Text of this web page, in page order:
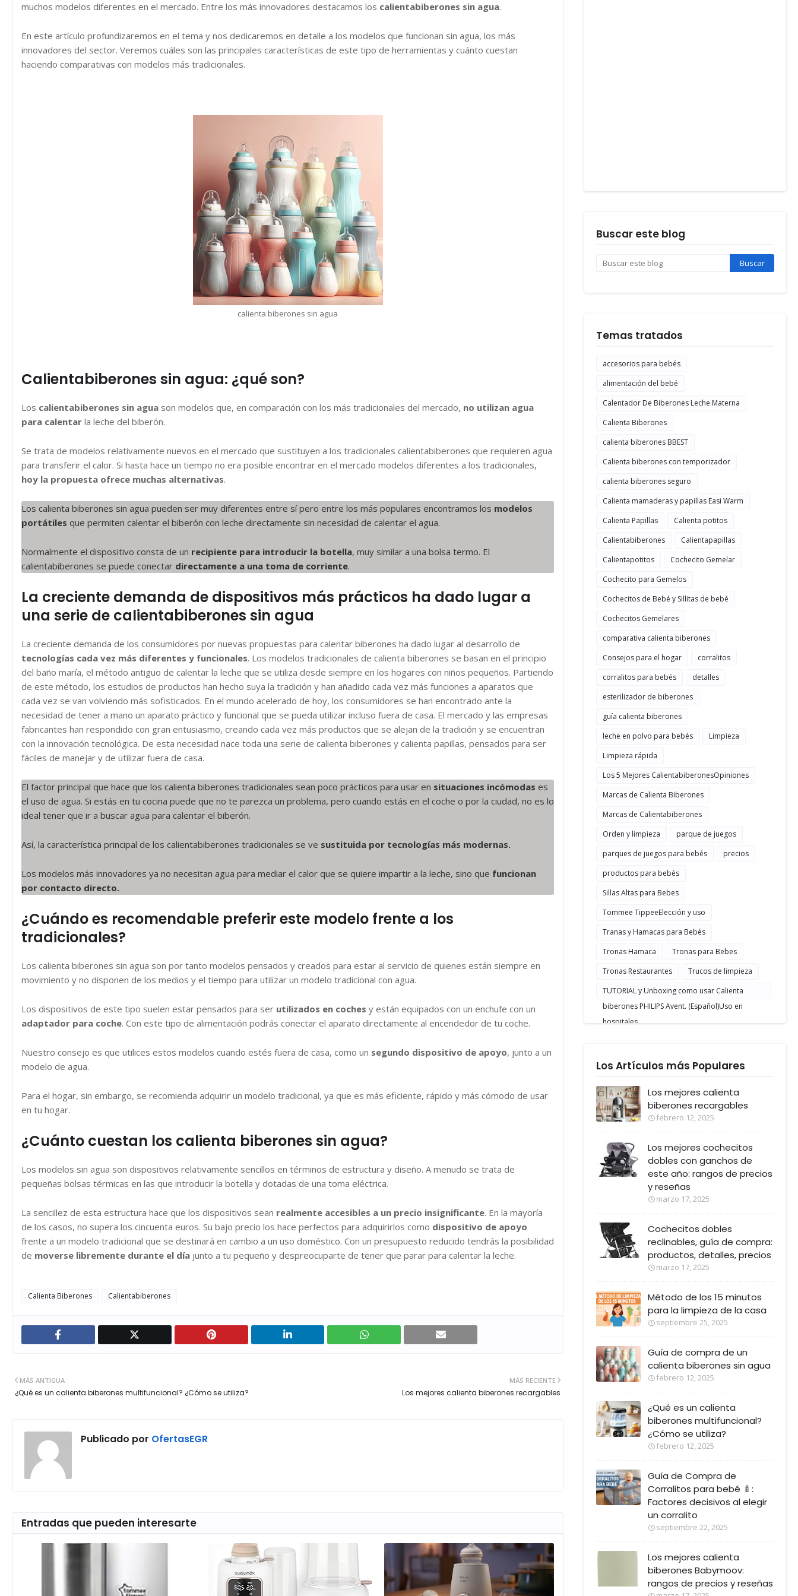
muchos modelos diferentes en el mercado. Entre los más innovadores destacamos los calientabiberones sin agua.
En este artículo profundizaremos en el tema y nos dedicaremos en detalle a los modelos que funcionan sin agua, los más
innovadores del sector. Veremos cuáles son las principales características de este tipo de herramientas y cuánto cuestan
haciendo comparativas con modelos más tradicionales.
calienta biberones sin agua
Calientabiberones sin agua: ¿qué son?
Los calientabiberones sin agua son modelos que, en comparación con los más tradicionales del mercado, no utilizan agua
para calentar la leche del biberón.
Se trata de modelos relativamente nuevos en el mercado que sustituyen a los tradicionales calientabiberones que requieren agua
para transferir el calor. Si hasta hace un tiempo no era posible encontrar en el mercado modelos diferentes a los tradicionales,
hoy la propuesta ofrece muchas alternativas.
Los calienta biberones sin agua pueden ser muy diferentes entre sí pero entre los más populares encontramos los modelos
portátiles que permiten calentar el biberón con leche directamente sin necesidad de calentar el agua.
Normalmente el dispositivo consta de un recipiente para introducir la botella, muy similar a una bolsa termo. El
calientabiberones se puede conectar directamente a una toma de corriente.
La creciente demanda de dispositivos más prácticos ha dado lugar a
una serie de calientabiberones sin agua
La creciente demanda de los consumidores por nuevas propuestas para calentar biberones ha dado lugar al desarrollo de
tecnologías cada vez más diferentes y funcionales. Los modelos tradicionales de calienta biberones se basan en el principio
del baño maría, el método antiguo de calentar la leche que se utiliza desde siempre en los hogares con niños pequeños. Partiendo
de este método, los estudios de productos han hecho suya la tradición y han añadido cada vez más funciones a aparatos que
cada vez se van volviendo más sofisticados. En el mundo acelerado de hoy, los consumidores se han encontrado ante la
necesidad de tener a mano un aparato práctico y funcional que se pueda utilizar incluso fuera de casa. El mercado y las empresas
fabricantes han respondido con gran entusiasmo, creando cada vez más productos que se alejan de la tradición y se encuentran
con la innovación tecnológica. De esta necesidad nace toda una serie de calienta biberones y calienta papillas, pensados para ser
fáciles de manejar y de utilizar fuera de casa.
El factor principal que hace que los calienta biberones tradicionales sean poco prácticos para usar en situaciones incómodas es
el uso de agua. Si estás en tu cocina puede que no te parezca un problema, pero cuando estás en el coche o por la ciudad, no es lo
ideal tener que ir a buscar agua para calentar el biberón.
Así, la característica principal de los calientabiberones tradicionales se ve sustituida por tecnologías más modernas.
Los modelos más innovadores ya no necesitan agua para mediar el calor que se quiere impartir a la leche, sino que funcionan
por contacto directo.
¿Cuándo es recomendable preferir este modelo frente a los
tradicionales?
Los calienta biberones sin agua son por tanto modelos pensados y creados para estar al servicio de quienes están siempre en
movimiento y no disponen de los medios y el tiempo para utilizar un modelo tradicional con agua.
Los dispositivos de este tipo suelen estar pensados para ser utilizados en coches y están equipados con un enchufe con un
adaptador para coche. Con este tipo de alimentación podrás conectar el aparato directamente al encendedor de tu coche.
Nuestro consejo es que utilices estos modelos cuando estés fuera de casa, como un segundo dispositivo de apoyo, junto a un
modelo de agua.
Para el hogar, sin embargo, se recomienda adquirir un modelo tradicional, ya que es más eficiente, rápido y más cómodo de usar
en tu hogar.
¿Cuánto cuestan los calienta biberones sin agua?
Los modelos sin agua son dispositivos relativamente sencillos en términos de estructura y diseño. A menudo se trata de
pequeñas bolsas térmicas en las que introducir la botella y dotadas de una toma eléctrica.
La sencillez de esta estructura hace que los dispositivos sean realmente accesibles a un precio insignificante. En la mayoría
de los casos, no supera los cincuenta euros. Su bajo precio los hace perfectos para adquirirlos como dispositivo de apoyo
frente a un modelo tradicional que se destinará en cambio a un uso doméstico. Con un presupuesto reducido tendrás la posibilidad
de moverse libremente durante el día junto a tu pequeño y despreocuparte de tener que parar para calentar la leche.
Calienta Biberones Calientabiberones
MÁS RECIENTE
Los mejores calienta biberones recargables
MÁS ANTIGUA
¿Qué es un calienta biberones multifuncional? ¿Cómo se utiliza?
Publicado por OfertasEGR
Entradas que pueden interesarte
Buscar este blog
Temas tratados
accesorios para bebés
alimentación del bebé
Calentador De Biberones Leche Materna
Calienta Biberones
calienta biberones BBEST
Calienta biberones con temporizador
calienta biberones seguro
Calienta mamaderas y papillas Easi Warm
Calienta Papillas
Calienta potitos
Calientabiberones
Calientapapillas
Calientapotitos
Cochecito Gemelar
Cochecito para Gemelos
Cochecitos de Bebé y Sillitas de bebé
Cochecitos Gemelares
comparativa calienta biberones
Consejos para el hogar
corralitos
corralitos para bebés
detalles
esterilizador de biberones
guía calienta biberones
leche en polvo para bebés
Limpieza
Limpieza rápida
Los 5 Mejores CalientabiberonesOpiniones
Marcas de Calienta Biberones
Marcas de Calientabiberones
Orden y limpieza
parque de juegos
parques de juegos para bebés
precios
productos para bebés
Sillas Altas para Bebes
Tommee TippeeElección y uso
Tranas y Hamacas para Bebés
Tronas Hamaca
Tronas para Bebes
Tronas Restaurantes
Trucos de limpieza
TUTORIAL y Unboxing como usar Calienta
biberones PHILIPS Avent. (Español)Uso en
hospitales
Los Artículos más Populares
Los mejores calienta
biberones recargables
febrero 12, 2025
Los mejores cochecitos
dobles con ganchos de
este año: rangos de precios
y reseñas
marzo 17, 2025
Cochecitos dobles
reclinables, guía de compra:
productos, detalles, precios
marzo 17, 2025
Método de los 15 minutos
para la limpieza de la casa
septiembre 25, 2025
Guía de compra de un
calienta biberones sin agua
febrero 12, 2025
¿Qué es un calienta
biberones multifuncional?
¿Cómo se utiliza?
febrero 12, 2025
Guía de Compra de
Corralitos para bebé 🍼:
Factores decisivos al elegir
un corralito
septiembre 22, 2025
Los mejores calienta
biberones Babymoov:
rangos de precios y reseñas